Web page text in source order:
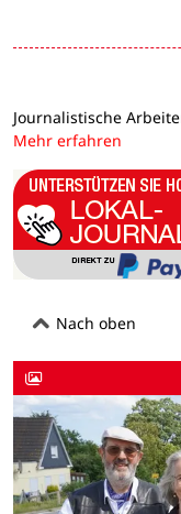
Journalistische
Mehr erfahren
Nach oben